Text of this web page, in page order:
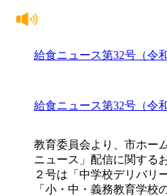
給食ニュース第32号（令
給食ニュース第32号（令
教育委員会より、市ホー
ニュース」配信に関する
２号は「中学校デリバリ
「小・中・義務教育学校